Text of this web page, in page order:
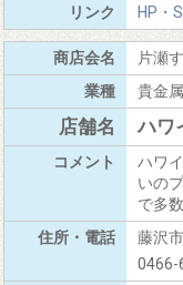
HP・
片瀬
貴金属
ハワ
ハワ
いの
で多
藤沢
0466-